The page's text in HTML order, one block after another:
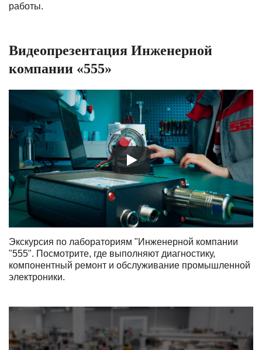
работы.
Видеопрезентация Инженерной
компании «555»
Экскурсия по лабораториям "Инженерной компании
"555". Посмотрите, где выполняют диагностику,
компонентный ремонт и обслуживание промышленной
электроники.